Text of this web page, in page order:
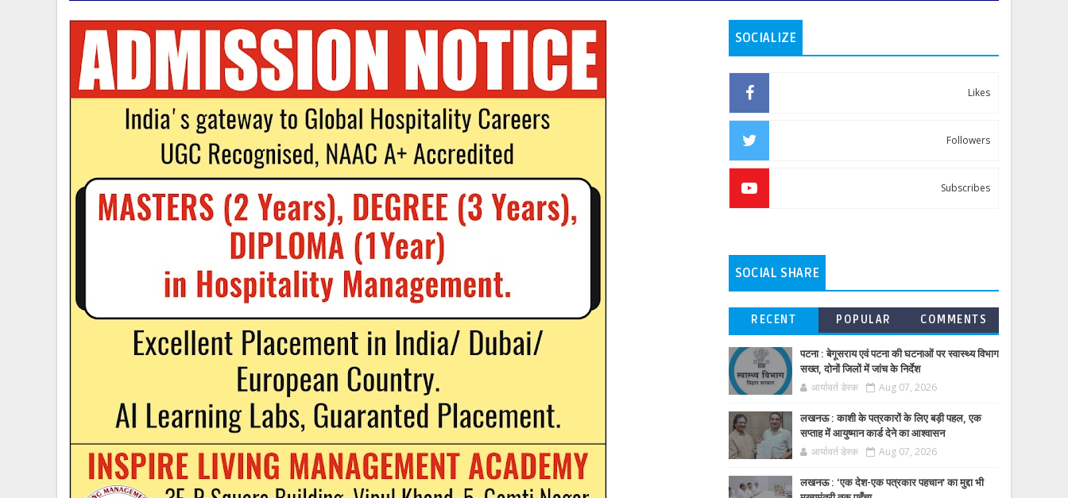
SOCIALIZE
Likes
Followers
Subscribes
SOCIAL SHARE
RECENT POPULAR COMMENTS
पटना : बेगूसराय एवं पटना की घटनाओं पर स्वास्थ्य विभाग
सख्त, दोनों जिलों में जांच के निर्देश
आर्यावर्त डेस्क Aug 07, 2026
लखनऊ : काशी के पत्रकारों के लिए बड़ी पहल, एक
सप्ताह में आयुष्मान कार्ड देने का आश्वासन
आर्यावर्त डेस्क Aug 07, 2026
लखनऊ : ‘एक देश-एक पत्रकार पहचान’ का मुद्दा भी